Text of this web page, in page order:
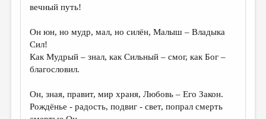
КНИЖНАЯ ПОЛКА
ОБЗОР ЛИТЕРАТУРЫ
СТРАНИЦЫ ПАМЯТИ
ОБЪЯВЛЕНИЯ
КОЛОНКА РЕДАКТОРА
вечный путь!
Он юн, но мудр, мал, но силён, Малыш – Владыка
Сил!
Как Мудрый – знал, как Сильный – смог, как Бог –
благословил.
Он, зная, правит, мир храня, Любовь – Его Закон.
Рождёнье - радость, подвиг - свет, попрал смерть